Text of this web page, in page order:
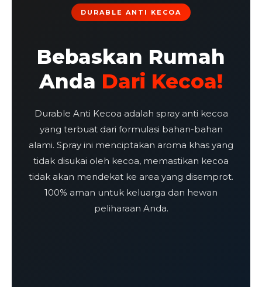
DURABLE ANTI KECOA
Bebaskan Rumah
Anda Dari Kecoa!
Durable Anti Kecoa adalah spray anti kecoa
yang terbuat dari formulasi bahan-bahan
alami. Spray ini menciptakan aroma khas yang
tidak disukai oleh kecoa, memastikan kecoa
tidak akan mendekat ke area yang disemprot.
100% aman untuk keluarga dan hewan
peliharaan Anda.